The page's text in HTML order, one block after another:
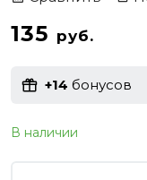
135 руб.
+14 бонусов
В наличии